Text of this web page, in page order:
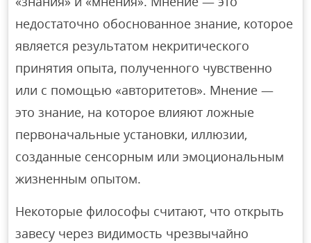
недостаточно обоснованное знание, которое
является результатом некритического
принятия опыта, полученного чувственно
или с помощью «авторитетов». Мнение —
это знание, на которое влияют ложные
первоначальные установки, иллюзии,
созданные сенсорным или эмоциональным
жизненным опытом.
Некоторые философы считают, что открыть
завесу через видимость чрезвычайно